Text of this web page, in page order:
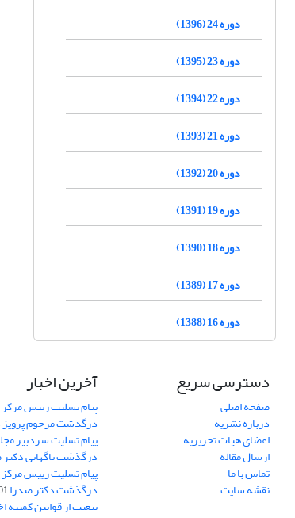
دوره 24 (1396)
دوره 23 (1395)
دوره 22 (1394)
دوره 21 (1393)
دوره 20 (1392)
دوره 19 (1391)
دوره 18 (1390)
دوره 17 (1389)
دوره 16 (1388)
دسترسی سریع
صفحه اصلی
درباره نشریه
اعضای هیات تحریریه
ارسال مقاله
تماس با ما
نقشه سایت
آخرین اخبار
پیام تسلیت رییس
درگذشت مرحوم پرویز
پیام تسلیت سردبیر
درگذشت ناگهانی
پیام تسلیت رییس
درگذشت دکتر صدرا15
تبعیت از قوانین کمیته